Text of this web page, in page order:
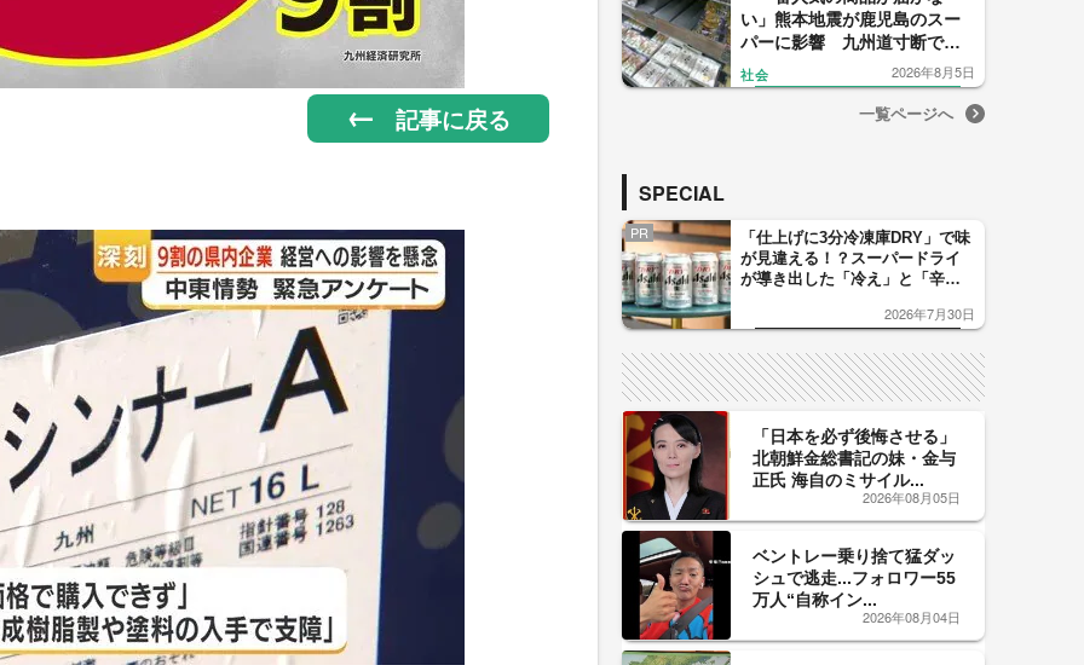
記事に戻る
い」熊本地震が鹿児島のスー
パーに影響 九州道寸断で物
流に打撃
社会 2026年8月5日
一覧ページへ
SPECIAL
PR
「仕上げに3分冷凍庫DRY」で味
が見違える！？スーパードライ
が導き出した「冷え」と「辛
した「辛口カーブ」が飲み頃の
2026年7月30日
「日本を必ず後悔させる」
北朝鮮金総書記の妹・金与
正氏 海自のミサイル...
2026年08月05日
ベントレー乗り捨て猛ダッ
シュで逃走...フォロワー55
万人“自称イン...
2026年08月04日